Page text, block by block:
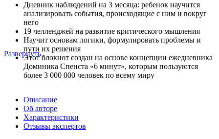
Дневник наблюдений на 3 месяца: ребенок научится
анализировать события, происходящие с ним и вокруг
него
19 челленджей на развитие критического мышления
Научит основам логики, формулировать проблемы и
пути их решения
Этот блокнот создан на основе концепции ежедневника
Доминика Спенста «6 минут», которым пользуются
более 3 000 000 человек по всему миру
Развернуть
Описание
Об авторе
Характеристики
Отзывы экспертов